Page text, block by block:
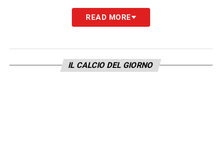
READ MORE
IL CALCIO DEL GIORNO